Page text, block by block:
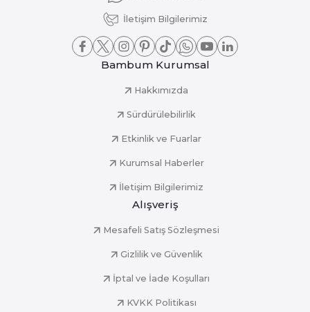
İletişim Bilgilerimiz
Bambum Kurumsal
Hakkımızda
Sürdürülebilirlik
Etkinlik ve Fuarlar
Kurumsal Haberler
İletişim Bilgilerimiz
Alışveriş
Mesafeli Satış Sözleşmesi
Gizlilik ve Güvenlik
İptal ve İade Koşulları
KVKK Politikası